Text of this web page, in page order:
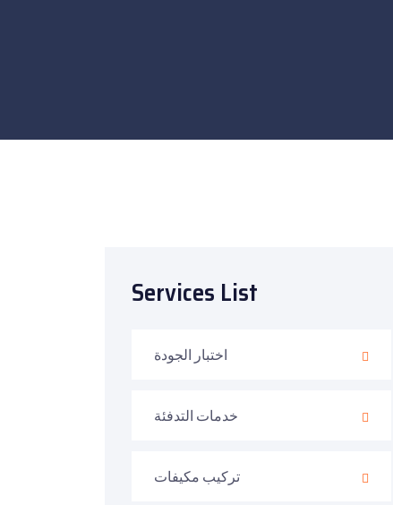
Services List
اختبار الجودة
خدمات التدفئة
تركيب مكيفات